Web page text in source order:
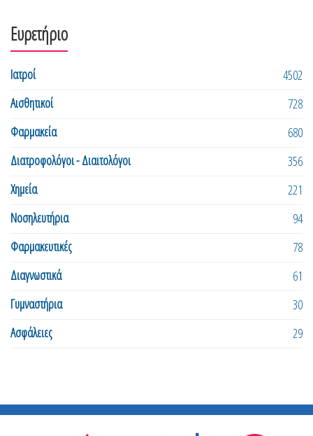
Ευρετήριο
Ιατροί
4502
Αισθητικοί
728
Φαρμακεία
680
Διατροφολόγοι - Διαιτολόγοι
356
Χημεία
221
Νοσηλευτήρια
94
Φαρμακευτικές
78
Διαγνωστικά
61
Γυμναστήρια
30
Ασφάλειες
29